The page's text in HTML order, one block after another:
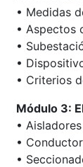
• Medidas
• Aspectos
•
•
• Criterios
Módulo 3:
• Aisladores
•
•